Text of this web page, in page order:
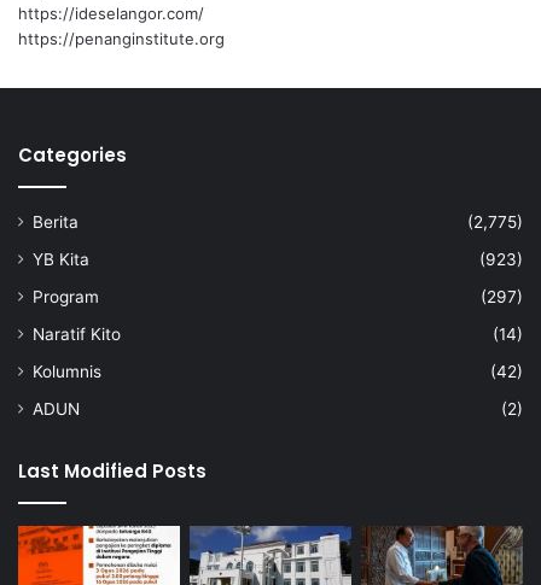
https://ideselangor.com/
https://penanginstitute.org
Categories
Berita
(2,775)
YB Kita
(923)
Program
(297)
Naratif Kito
(14)
Kolumnis
(42)
ADUN
(2)
Last Modified Posts